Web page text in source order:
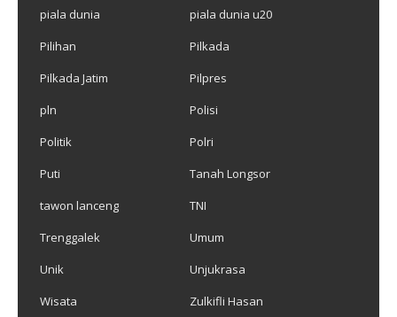
piala dunia
piala dunia u20
Pilihan
Pilkada
Pilkada Jatim
Pilpres
pln
Polisi
Politik
Polri
Puti
Tanah Longsor
tawon lanceng
TNI
Trenggalek
Umum
Unik
Unjukrasa
Wisata
Zulkifli Hasan